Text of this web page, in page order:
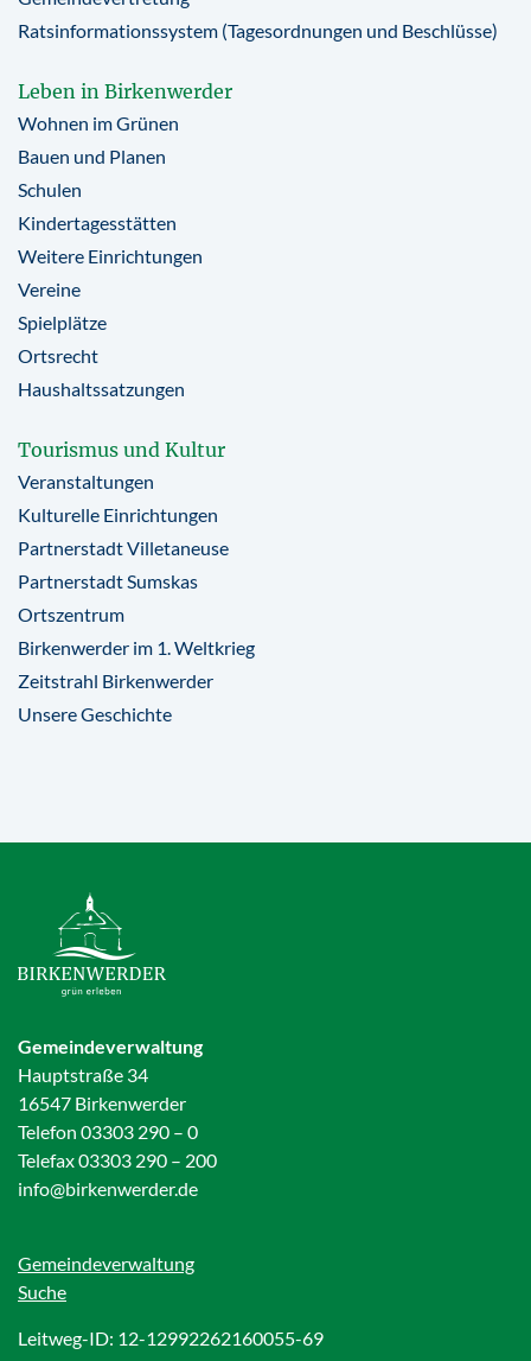
Ratsinformationssystem (Tagesordnungen und Beschlüsse)
Leben in Birkenwerder
Wohnen im Grünen
Bauen und Planen
Schulen
Kindertagesstätten
Weitere Einrichtungen
Vereine
Spielplätze
Ortsrecht
Haushaltssatzungen
Tourismus und Kultur
Veranstaltungen
Kulturelle Einrichtungen
Partnerstadt Villetaneuse
Partnerstadt Sumskas
Ortszentrum
Birkenwerder im 1. Weltkrieg
Zeitstrahl Birkenwerder
Unsere Geschichte
Gemeindeverwaltung
Hauptstraße 34
16547 Birkenwerder
Telefon 03303 290 – 0
Telefax 03303 290 – 200
info@birkenwerder.de
Gemeindeverwaltung
Suche
Leitweg-ID: 12-12992262160055-69